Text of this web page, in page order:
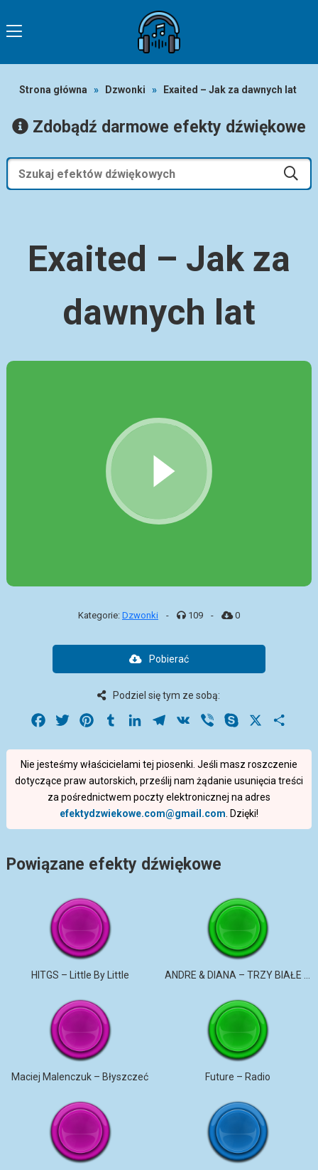
Strona główna » Dzwonki » Exaited – Jak za dawnych lat
Zdobądź darmowe efekty dźwiękowe
Exaited – Jak za
dawnych lat
Kategorie: Dzwonki - 109 - 0
Pobierać
Podziel się tym ze sobą:
Facebook
Twitter PinterestTumblrLinkedInTelegram
VK Viber Skype
Nie jesteśmy właścicielami tej piosenki. Jeśli masz roszczenie
dotyczące praw autorskich, prześlij nam żądanie usunięcia treści
za pośrednictwem poczty elektronicznej na adres
efektydzwiekowe.com@gmail.com . Dzięki!
Powiązane efekty dźwiękowe
HITGS – Little By Little
Maciej Malenczuk – Błyszczeć Future – Radio